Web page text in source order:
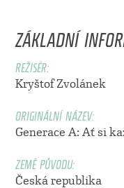
ZÁKLADNÍ
REŽISÉR:
Kryštof Zvolánek
ORIGINÁLNÍ NÁZEV:
Generace A: Ať si
ZEMĚ PŮVODU:
Česká republika